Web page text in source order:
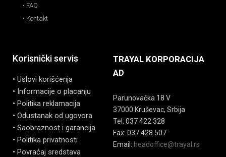
• FAQ
• Kontakt
Korisnički servis
• Uslovi korišćenja
• Informacije o placanju
• Politika reklamacija
• Odustanak od ugovora
• Saobraznost i garancija
• Politika privatnosti
• Povraćaj sredstava
TRAYAL KORPORACIJA
AD
Parunovačka 18 V
37000 Kruševac, Srbija
Tel: 037 422 328
Fax: 037 428 507
Email: headoffice@trayal.rs